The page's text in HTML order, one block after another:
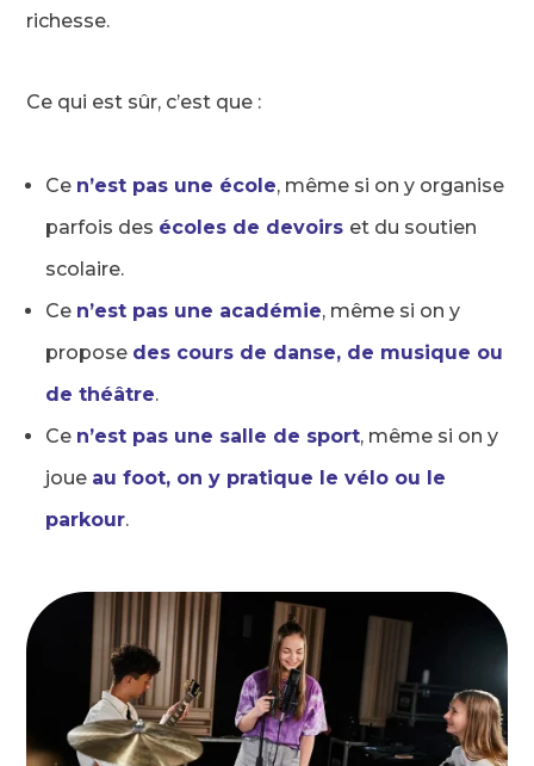
richesse.
Ce qui est sûr, c’est que :
Ce n’est pas une école, même si on y organise
parfois des écoles de devoirs et du soutien
scolaire.
Ce n’est pas une académie, même si on y
propose des cours de danse, de musique ou
de théâtre.
Ce n’est pas une salle de sport, même si on y
joue au foot, on y pratique le vélo ou le
parkour.